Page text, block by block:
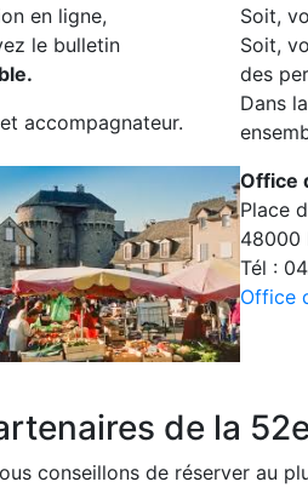
en ligne,
le bulletin
accompagnateur.
Soit,
Soit,
des
Dans
Office
Place
48000
Tél :
Office
de la
conseillons de réserver au